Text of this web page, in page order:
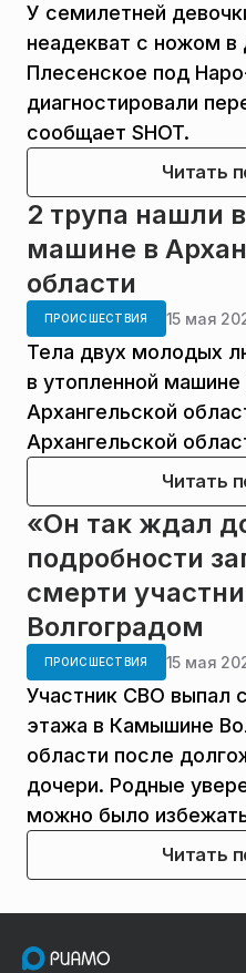
У семилетней
неадекват с ножом в
Плесенское под
диагностировали
сообщает SHOT.
Читать
2 трупа нашли
машине в
области
ПРОИСШЕСТВИЯ 15 мая
Тела двух молодых
в утопленной
Архангельской
Архангельской
Читать
«Он так ждал
подробности
смерти
Волгоградом
ПРОИСШЕСТВИЯ 15 мая
Участник СВО выпал
этажа в Камышине
области после
дочери. Родные
можно было
Читать